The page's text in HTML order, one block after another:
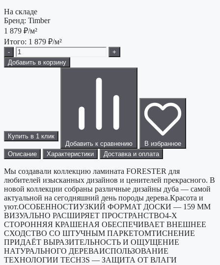
На складе
Бренд: Timber
1 879 ₽/м²
Итого: 1 879 ₽/м²
-
+
Добавить в корзину
Купить в 1 клик
Добавить к сравнению
В избранное
Описание
Характеристики Доставка и оплата
Мы создавали коллекцию ламината FORESTER для
любителей изысканных дизайнов и ценителей прекрасного. В
новой коллекции собраны различные дизайны дуба — самой
актуальной на сегодняшний день породы дерева.Красота и
уют.ОСОБЕННОСТИУЗКИЙ ФОРМАТ ДОСКИ — 159 ММ
ВИЗУАЛЬНО РАСШИРЯЕТ ПРОСТРАНСТВО4-Х
СТОРОННЯЯ КРАШЕНАЯ ОБЕСПЕЧИВАЕТ ВНЕШНЕЕ
СХОДСТВО СО ШТУЧНЫМ ПАРКЕТОМТИСНЕНИЕ
ПРИДАЁТ ВЫРАЗИТЕЛЬНОСТЬ И ОЩУЩЕНИЕ
НАТУРАЛЬНОГО ДЕРЕВАИСПОЛЬЗОВАНИЕ
ТЕХНОЛОГИИ TECH3S — ЗАЩИТА ОТ ВЛАГИ